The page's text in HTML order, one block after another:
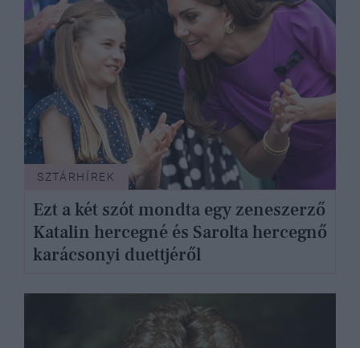
SZTÁRHÍREK
Ezt a két szót mondta egy zeneszerző
Katalin hercegné és Sarolta hercegnő
karácsonyi duettjéről